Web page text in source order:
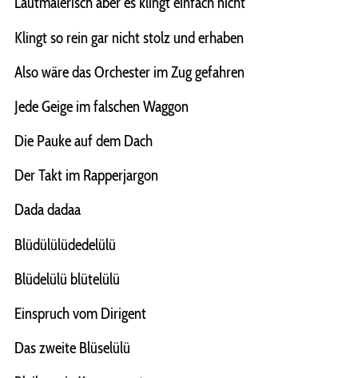
Klingt so rein gar nicht stolz und erhaben
Also wäre das Orchester im Zug gefahren
Jede Geige im falschen Waggon
Die Pauke auf dem Dach
Der Takt im Rapperjargon
Dada dadaa
Blüdülülüdedelülü
Blüdelülü blütelülü
Einspruch vom Dirigent
Das zweite Blüselülü